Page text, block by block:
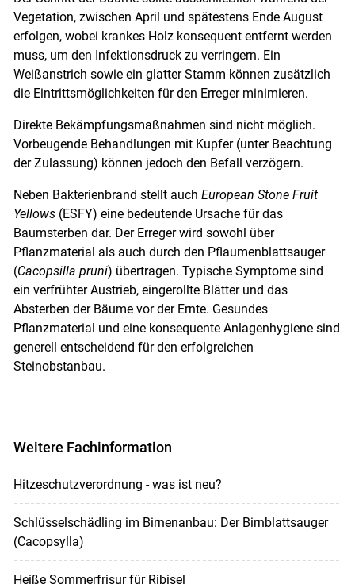
Vegetation, zwischen April und spätestens Ende August
erfolgen, wobei krankes Holz konsequent entfernt werden
muss, um den Infektionsdruck zu verringern. Ein
Weißanstrich sowie ein glatter Stamm können zusätzlich
die Eintrittsmöglichkeiten für den Erreger minimieren.
Direkte Bekämpfungsmaßnahmen sind nicht möglich.
Vorbeugende Behandlungen mit Kupfer (unter Beachtung
der Zulassung) können jedoch den Befall verzögern.
Neben Bakterienbrand stellt auch European Stone Fruit
Yellows(ESFY) eine bedeutende Ursache für das
Baumsterben dar. Der Erreger wird sowohl über
Pflanzmaterial als auch durch den Pflaumenblattsauger
(Cacopsilla pruni) übertragen. Typische Symptome sind
ein verfrühter Austrieb, eingerollte Blätter und das
Absterben der Bäume vor der Ernte. Gesundes
Pflanzmaterial und eine konsequente Anlagenhygiene sind
generell entscheidend für den erfolgreichen
Steinobstanbau.
Weitere Fachinformation
Hitzeschutzverordnung - was ist neu?
Schlüsselschädling im Birnenanbau: Der Birnblattsauger
(Cacopsylla)
Heiße Sommerfrisur für Ribisel